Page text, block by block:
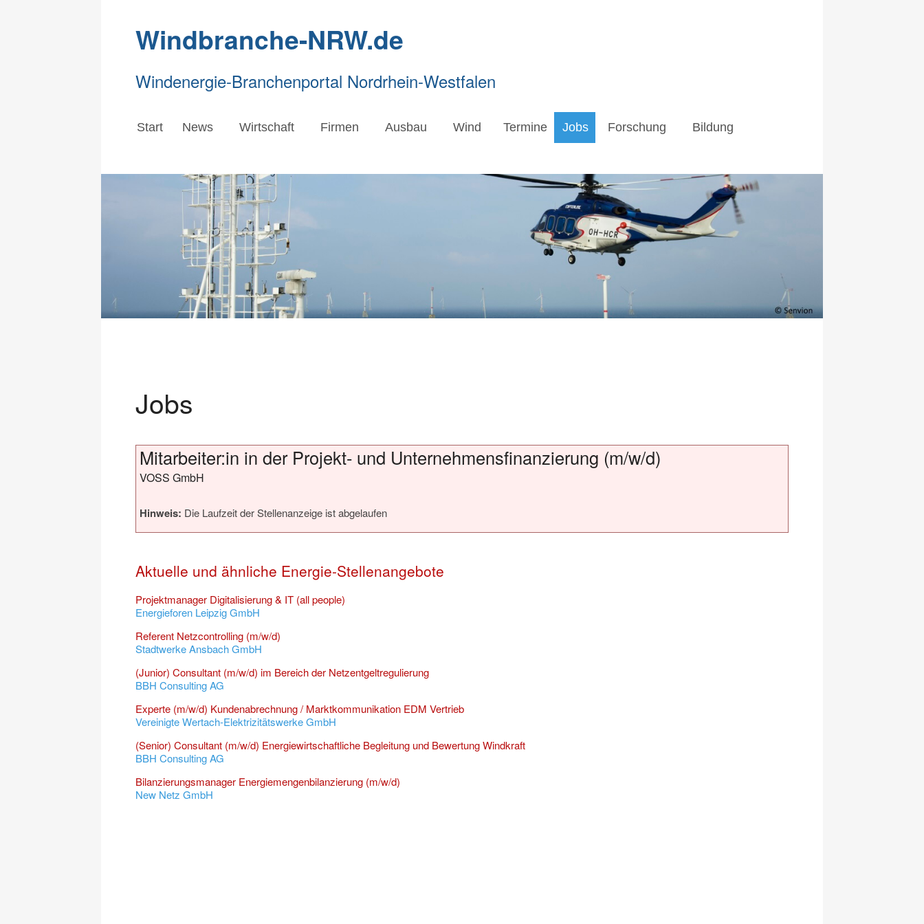
Windbranche-NRW.de
Windenergie-Branchenportal Nordrhein-Westfalen
Start News Wirtschaft Firmen Ausbau Wind Termine Jobs Forschung Bildung
Jobs
Mitarbeiter:in in der Projekt- und Unternehmensfinanzierung (m/w/d)
VOSS GmbH
Hinweis: Die Laufzeit der Stellenanzeige ist abgelaufen
Aktuelle und ähnliche Energie-Stellenangebote
Projektmanager Digitalisierung & IT (all people)
Energieforen Leipzig GmbH
Referent Netzcontrolling (m/w/d)
Stadtwerke Ansbach GmbH
(Junior) Consultant (m/w/d) im Bereich der Netzentgeltregulierung
BBH Consulting AG
Experte (m/w/d) Kundenabrechnung / Marktkommunikation EDM Vertrieb
Vereinigte Wertach-Elektrizitätswerke GmbH
(Senior) Consultant (m/w/d) Energiewirtschaftliche Begleitung und Bewertung Windkraft
BBH Consulting AG
Bilanzierungsmanager Energiemengenbilanzierung (m/w/d)
New Netz GmbH